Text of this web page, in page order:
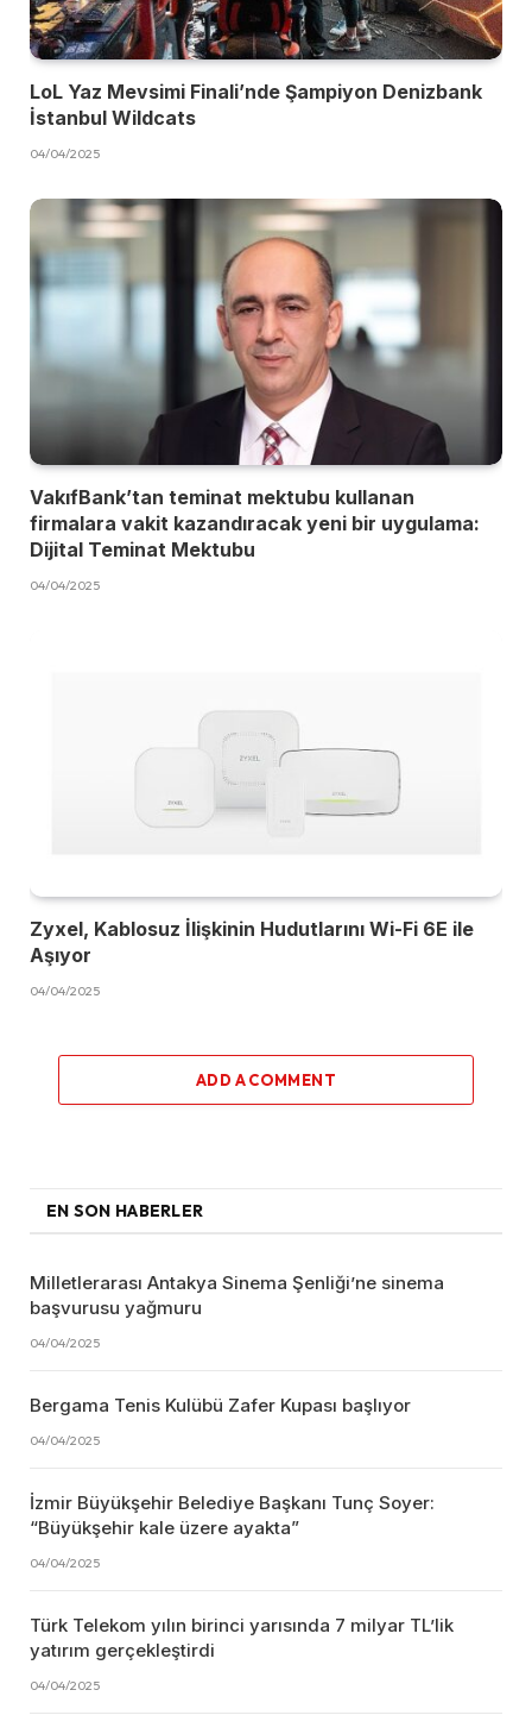
LoL Yaz Mevsimi Finali’nde Şampiyon Denizbank
İstanbul Wildcats
04/04/2025
VakıfBank’tan teminat mektubu kullanan
firmalara vakit kazandıracak yeni bir uygulama:
Dijital Teminat Mektubu
04/04/2025
Zyxel, Kablosuz İlişkinin Hudutlarını Wi-Fi 6E ile
Aşıyor
04/04/2025
ADD A COMMENT
EN SON HABERLER
Milletlerarası Antakya Sinema Şenliği’ne sinema
başvurusu yağmuru
04/04/2025
Bergama Tenis Kulübü Zafer Kupası başlıyor
04/04/2025
İzmir Büyükşehir Belediye Başkanı Tunç Soyer:
“Büyükşehir kale üzere ayakta”
04/04/2025
Türk Telekom yılın birinci yarısında 7 milyar TL’lik
yatırım gerçekleştirdi
04/04/2025